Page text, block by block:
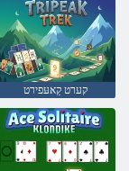
קערט קַאעּפירט